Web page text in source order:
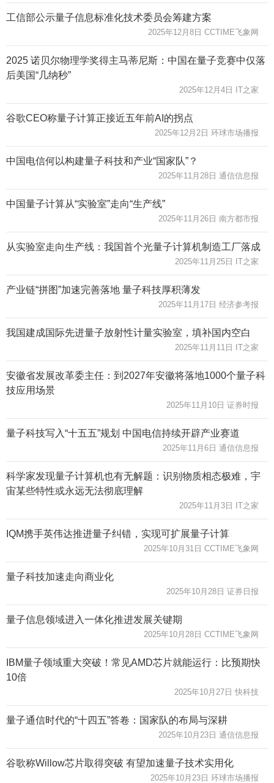
工信部公示量子信息标准化技术委员会筹建方案
2025年12月8日 CCTIME飞象网
2025 诺贝尔物理学奖得主马蒂尼斯：中国在量子竞赛中仅落
后美国“几纳秒”
2025年12月4日 IT之家
谷歌CEO称量子计算正接近五年前AI的拐点
2025年12月2日 环球市场播报
中国电信何以构建量子科技和产业“国家队”？
2025年11月28日 通信信息报
中国量子计算从“实验室”走向“生产线”
2025年11月26日 南方都市报
从实验室走向生产线：我国首个光量子计算机制造工厂落成
2025年11月25日 IT之家
产业链“拼图”加速完善落地 量子科技厚积薄发
2025年11月17日 经济参考报
我国建成国际先进量子放射性计量实验室，填补国内空白
2025年11月11日 IT之家
安徽省发展改革委主任：到2027年安徽将落地1000个量子科
技应用场景
2025年11月10日 证券时报
量子科技写入“十五五”规划 中国电信持续开辟产业赛道
2025年11月6日 通信信息报
科学家发现量子计算机也有无解题：识别物质相态极难，宇
宙某些特性或永远无法彻底理解
2025年11月3日 IT之家
IQM携手英伟达推进量子纠错，实现可扩展量子计算
2025年10月31日 CCTIME飞象网
量子科技加速走向商业化
2025年10月28日 证券日报
量子信息领域进入一体化推进发展关键期
2025年10月28日 CCTIME飞象网
IBM量子领域重大突破！常见AMD芯片就能运行：比预期快
10倍
2025年10月27日 快科技
量子通信时代的“十四五”答卷：国家队的布局与深耕
2025年10月23日 通信信息报
谷歌称Willow芯片取得突破 有望加速量子技术实用化
2025年10月23日 环球市场播报